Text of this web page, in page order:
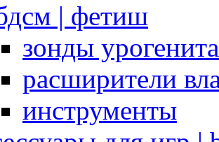
| фетиш
зонды
расширители
инструменты